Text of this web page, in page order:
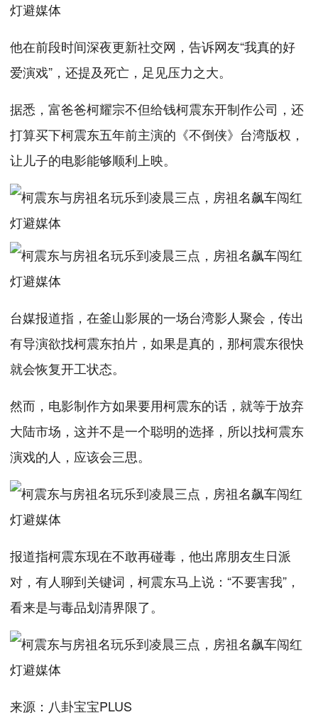
他在前段时间深夜更新社交网，告诉网友“我真的好
爱演戏”，还提及死亡，足见压力之大。
据悉，富爸爸柯耀宗不但给钱柯震东开制作公司，还
打算买下柯震东五年前主演的《不倒侠》台湾版权，
让儿子的电影能够顺利上映。
台媒报道指，在釜山影展的一场台湾影人聚会，传出
有导演欲找柯震东拍片，如果是真的，那柯震东很快
就会恢复开工状态。
然而，电影制作方如果要用柯震东的话，就等于放弃
大陆市场，这并不是一个聪明的选择，所以找柯震东
演戏的人，应该会三思。
报道指柯震东现在不敢再碰毒，他出席朋友生日派
对，有人聊到关键词，柯震东马上说：“不要害我”，
看来是与毒品划清界限了。
来源：八卦宝宝PLUS